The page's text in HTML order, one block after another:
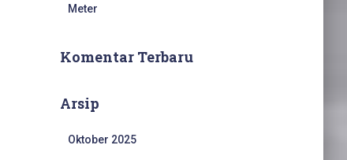
Meter
Komentar Terbaru
Arsip
Oktober 2025